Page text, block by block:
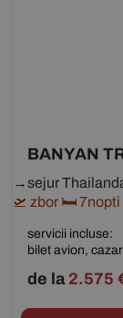
BANYAN
→sejur
🛫 zbor 🛏
servicii incluse:
bilet avion,
de la 2.575